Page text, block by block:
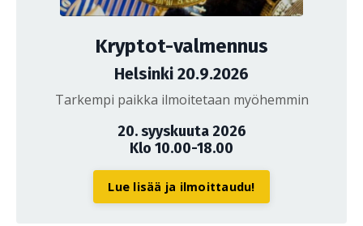
Kryptot-valmennus
Helsinki 20.9.2026
Tarkempi paikka ilmoitetaan myöhemmin
20. syyskuuta 2026
Klo 10.00-18.00
Lue lisää ja ilmoittaudu!